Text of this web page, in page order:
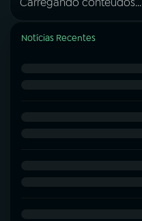
Notícias Recentes